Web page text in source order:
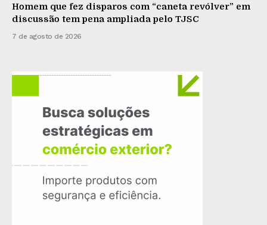
Homem que fez disparos com “caneta revólver” em
discussão tem pena ampliada pelo TJSC
7 de agosto de 2026